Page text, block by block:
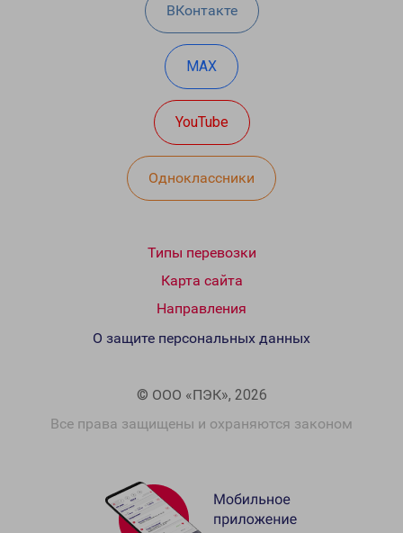
ВКонтакте
MAX
YouTube
Одноклассники
Типы перевозки
Карта сайта
Направления
© ООО «ПЭК», 2026
Все права защищены и охраняются законом
О защите персональных данных